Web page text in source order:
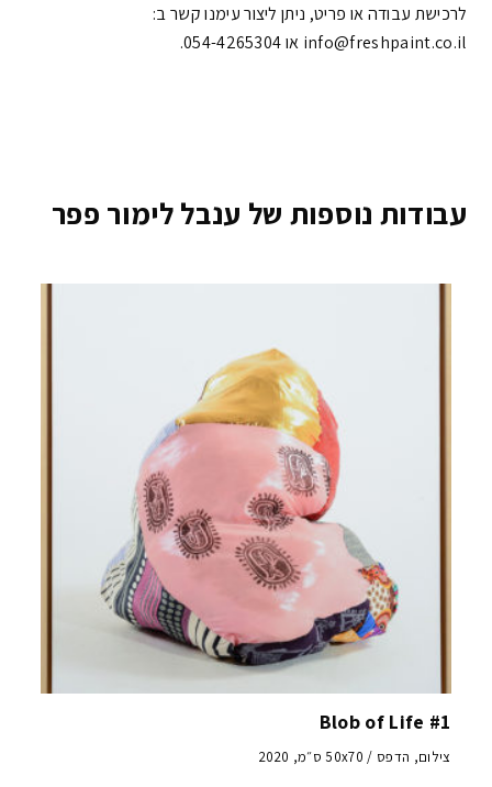
לרכישת עבודה או פריט, ניתן ליצור עימנו קשר ב:
info@freshpaint.co.il‏ או 054-4265304.
עבודות נוספות של ענבל לימור פפר
Blob of Life #1
צילום, הדפס / 50x70 ס״מ, 2020